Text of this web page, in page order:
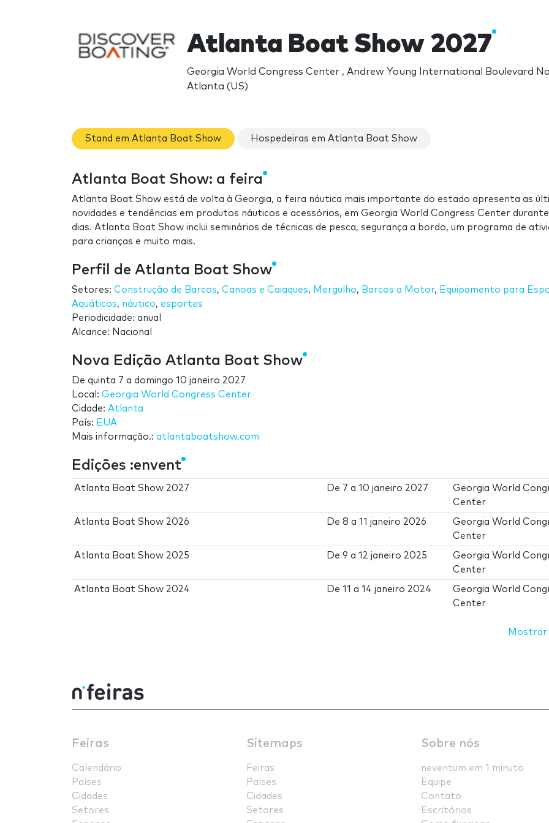
Atlanta Boat Show 2027
Georgia World Congress Center , Andrew Young International Boulevard
Atlanta (US)
Stand em Atlanta Boat Show Hospedeiras em Atlanta Boat Show
Atlanta Boat Show: a feira
Atlanta Boat Show está de volta à Georgia, a feira náutica mais importante do estado apresenta as
novidades e tendências em produtos náuticos e acessórios, em Georgia World Congress Center
dias. Atlanta Boat Show inclui seminários de técnicas de pesca, segurança a bordo, um programa de
para crianças e muito mais.
Perfil de Atlanta Boat Show
Setores: Construção de Barcos, Canoas e Caiaques, Mergulho, Barcos a Motor, Equipamento para
Aquáticos, náutico, esportes
Periodicidade: anual
Alcance: Nacional
Nova Edição Atlanta Boat Show
De quinta 7 a domingo 10 janeiro 2027
Local: Georgia World Congress Center
Cidade: Atlanta
País: EUA
Mais informação.: atlantaboatshow.com
Edições :envent
Atlanta Boat Show 2027 De 7 a10 janeiro 2027
Georgia World
Center
Atlanta Boat Show 2026 De8 a11 janeiro 2026
Georgia World
Center
Atlanta Boat Show 2025 De9 a12 janeiro 2025
Georgia World
Center
Atlanta Boat Show 2024 De11 a14 janeiro 2024
Georgia World
Center
Mostrar
Feiras
Calendário
Países
Cidades
Setores
Sitemaps
Feiras
Países
Cidades
Setores
Sobre nós
neventum em 1 minuto
Equipe
Contato
Escritórios